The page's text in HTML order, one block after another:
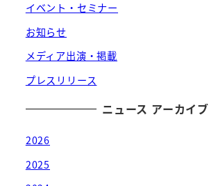
イベント・セミナー
お知らせ
メディア出演・掲載
プレスリリース
ニュース アーカイブ
2026
2025